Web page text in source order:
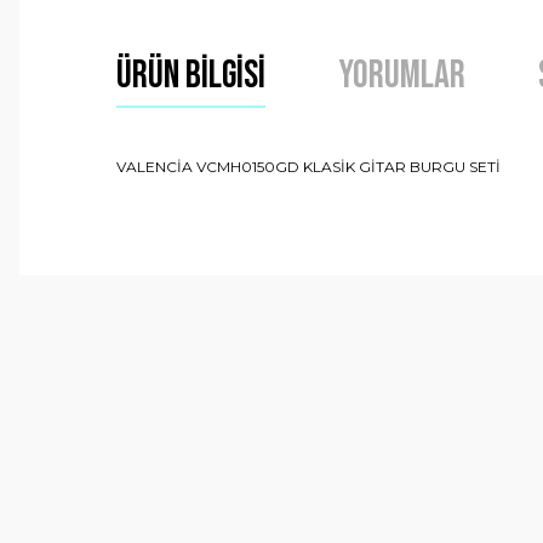
Ürün Bilgisi Yorumlar
VALENCİA VCMH0150GD KLASİK GİTAR BURGU SETİ